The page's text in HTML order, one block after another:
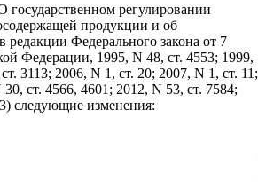
регулировании
продукции и об
Федерального закона от 7
Федерации, 1995, N 48, ст. 4553; 1999,
3113; 2006, N 1, ст. 20; 2007, N 1, ст. 11;
ст. 4566, 4601; 2012, N 53, ст. 7584;
следующие изменения: